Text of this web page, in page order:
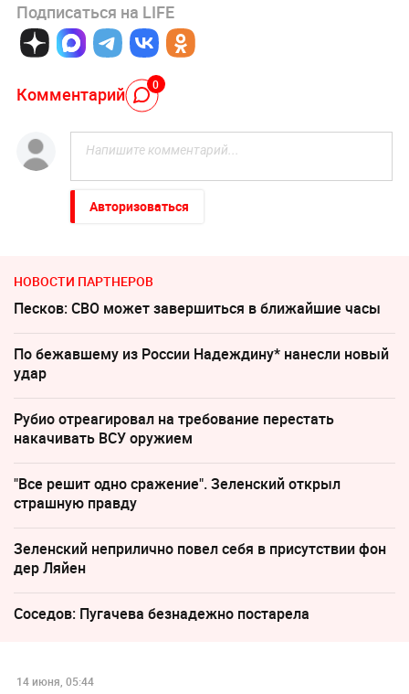
Подписаться на LIFE
Комментарий 0
Авторизоваться
НОВОСТИ ПАРТНЕРОВ
Песков: СВО может завершиться в ближайшие часы
По бежавшему из России Надеждину* нанесли новый
удар
Рубио отреагировал на требование перестать
накачивать ВСУ оружием
"Все решит одно сражение". Зеленский открыл
страшную правду
Зеленский неприлично повел cебя в присутствии фон
дер Ляйен
Соседов: Пугачева безнадежно постарела
14 июня, 05:44